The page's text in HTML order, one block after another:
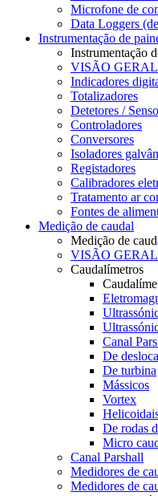
Microfone de
Data Loggers
Instrumentação de
Instrumentação
VISÃO GERAL
Indicadores
Totalizadores
Detetores /
Controladores
Conversores
Isoladores
Registadores
Calibradores
Tratamento ar
Fontes de
Medição de caudal
Medição de
VISÃO GERAL
Caudalímetros
Canal
De
De turbina
Mássicos
Vortex
De rodas
Micro
Canal Parshall
Medidores de
Medidores de